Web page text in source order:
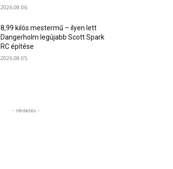
2026.08.06.
8,99 kilós mestermű – ilyen lett
Dangerholm legújabb Scott Spark
RC építése
2026.08.05.
- Hirdetés -